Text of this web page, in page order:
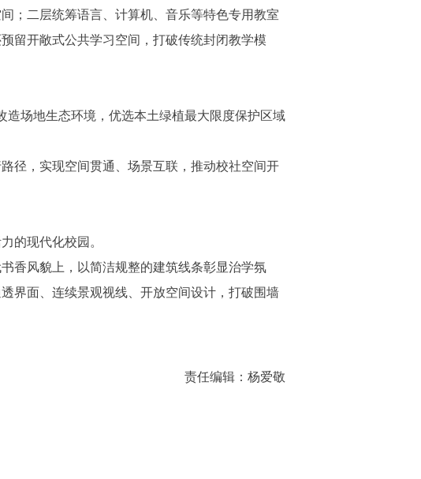
二层统筹语言、计算机、音乐等特色专用教室
留开敞式公共学习空间，打破传统封闭教学模
场地生态环境，优选本土绿植最大限度保护区域
，实现空间贯通、场景互联，推动校社空间开
的现代化校园。
风貌上，以简洁规整的建筑线条彰显治学氛
界面、连续景观视线、开放空间设计，打破围墙
责任编辑：杨爱敬